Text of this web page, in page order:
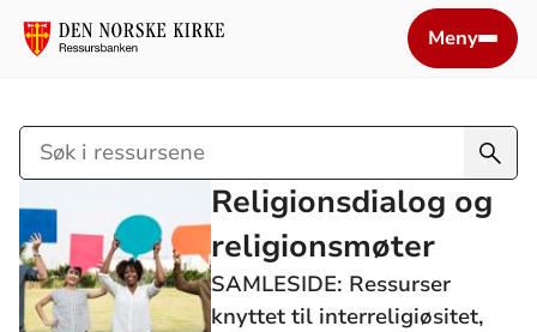
Meny
Søk
i
ressursene
Religionsdialog og
religionsmøter
SAMLESIDE: Ressurser
knyttet til interreligiøsitet,